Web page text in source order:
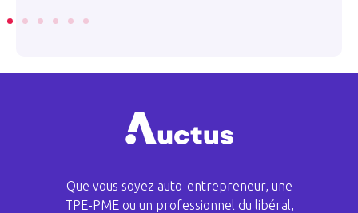
Que vous soyez auto-entrepreneur, une
TPE-PME ou un professionnel du libéral,